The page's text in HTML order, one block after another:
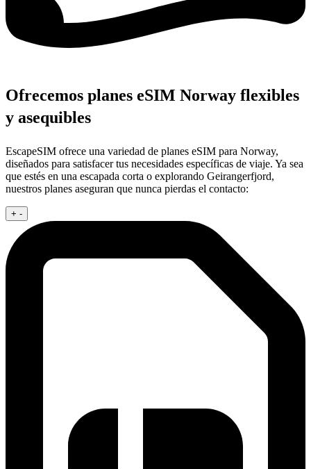
Ofrecemos planes eSIM Norway flexibles
y asequibles
EscapeSIM ofrece una variedad de planes eSIM para Norway,
diseñados para satisfacer tus necesidades específicas de viaje. Ya sea
que estés en una escapada corta o explorando Geirangerfjord,
nuestros planes aseguran que nunca pierdas el contacto:
+ -